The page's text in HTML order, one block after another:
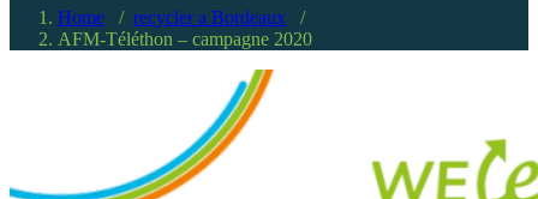
Home / recycler a Bordeaux /
AFM-Téléthon – campagne 2020